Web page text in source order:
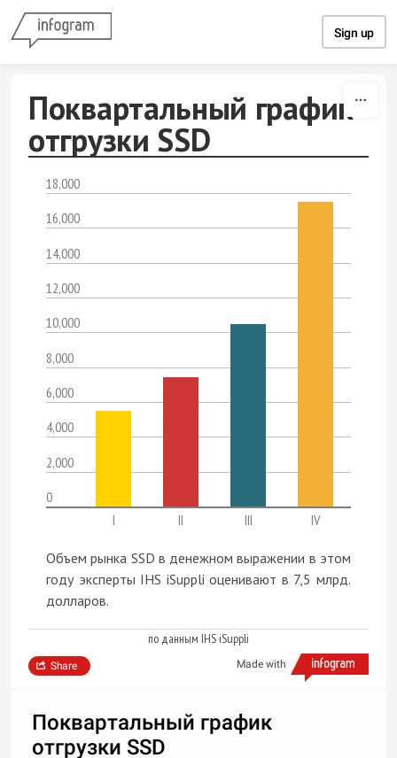
Sign up
Поквартальный график
отгрузки SSD
18,000
16,000
14,000
12,000
10,000
8,000
6,000
4,000
2,000
0
I
II III IV
Объем рынка SSD в денежном выражении в этом
году эксперты IHS iSuppli оценивают в 7,5 млрд.
долларов.
по данным IHS iSuppli
Made with
Share
Поквартальный график
отгрузки SSD